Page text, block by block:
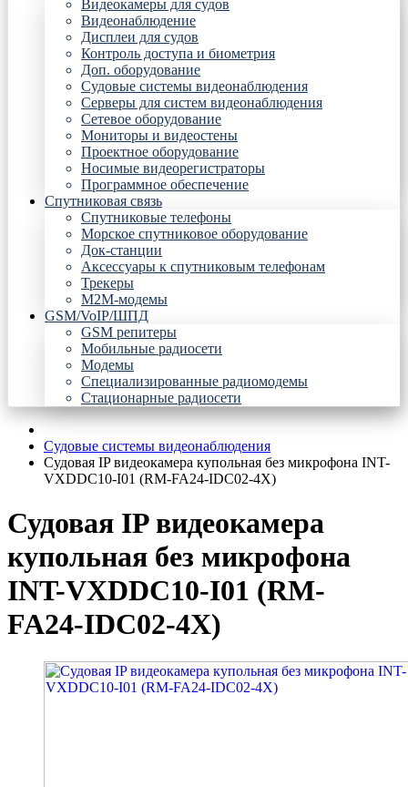
Видеокамеры для судов
Видеонаблюдение
Дисплеи для судов
Контроль доступа и биометрия
Доп. оборудование
Судовые системы видеонаблюдения
Серверы для систем видеонаблюдения
Сетевое оборудование
Мониторы и видеостены
Проектное оборудование
Носимые видеорегистраторы
Программное обеспечение
Спутниковая связь
Спутниковые телефоны
Морское спутниковое оборудование
Док-станции
Аксессуары к спутниковым телефонам
Трекеры
М2М-модемы
GSM/VoIP/ШПД
GSM репитеры
Мобильные радиосети
Модемы
Специализированные радиомодемы
Стационарные радиосети
Судовые системы видеонаблюдения
Судовая IP видеокамера купольная без микрофона INT-
VXDDC10-I01 (RM-FA24-IDC02-4X)
Судовая IP видеокамера
купольная без микрофона
INT-VXDDC10-I01 (RM-
FA24-IDC02-4X)